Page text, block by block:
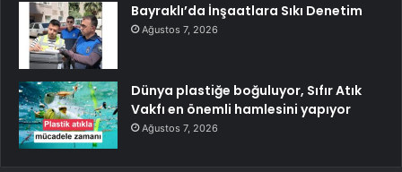
Bayraklı’da İnşaatlara Sıkı Denetim
Ağustos 7, 2026
Dünya plastiğe boğuluyor, Sıfır Atık
Vakfı en önemli hamlesini yapıyor
Ağustos 7, 2026